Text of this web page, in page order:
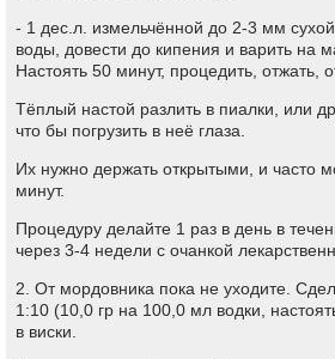
- 1 дес.л. измельчённой до 2-3 мм
воды, довести до кипения и варить на
Настоять 50 минут, процедить, отжать,
Тёплый настой разлить в пиалки, или
что бы погрузить в неё глаза.
Их нужно держать открытыми, и часто
минут.
Процедуру делайте 1 раз в день в
через 3-4 недели с очанкой
2. От мордовника пока не уходите.
1:10 (10,0 гр на 100,0 мл водки,
в виски.